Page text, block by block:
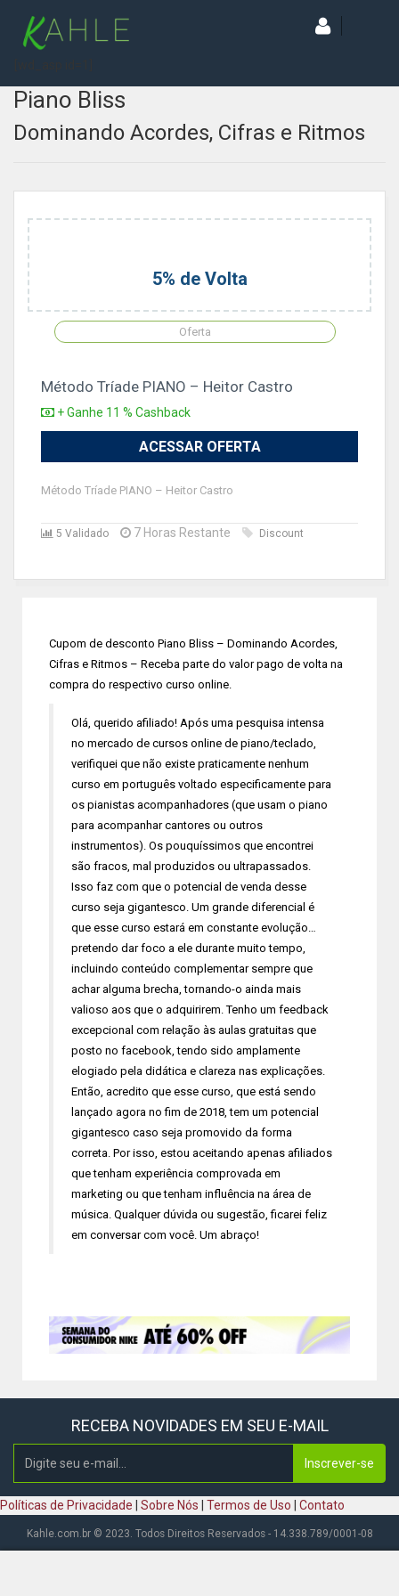
Piano Bliss
Dominando Acordes, Cifras e Ritmos
5% de Volta
Oferta
Método Tríade PIANO – Heitor Castro
+ Ganhe 11 % Cashback
ACESSAR OFERTA
Método Tríade PIANO – Heitor Castro
5 Validado 7 Horas Restante Discount
Cupom de desconto Piano Bliss – Dominando Acordes,
Cifras e Ritmos – Receba parte do valor pago de volta na
compra do respectivo curso online.
Olá, querido afiliado! Após uma pesquisa intensa
no mercado de cursos online de piano/teclado,
verifiquei que não existe praticamente nenhum
curso em português voltado especificamente para
os pianistas acompanhadores (que usam o piano
para acompanhar cantores ou outros
instrumentos). Os pouquíssimos que encontrei
são fracos, mal produzidos ou ultrapassados.
Isso faz com que o potencial de venda desse
curso seja gigantesco. Um grande diferencial é
que esse curso estará em constante evolução…
pretendo dar foco a ele durante muito tempo,
incluindo conteúdo complementar sempre que
achar alguma brecha, tornando-o ainda mais
valioso aos que o adquirirem. Tenho um feedback
excepcional com relação às aulas gratuitas que
posto no facebook, tendo sido amplamente
elogiado pela didática e clareza nas explicações.
Então, acredito que esse curso, que está sendo
lançado agora no fim de 2018, tem um potencial
gigantesco caso seja promovido da forma
correta. Por isso, estou aceitando apenas afiliados
que tenham experiência comprovada em
marketing ou que tenham influência na área de
música. Qualquer dúvida ou sugestão, ficarei feliz
em conversar com você. Um abraço!
RECEBA NOVIDADES EM SEU E-MAIL
Inscrever-se
Políticas de Privacidade Sobre Nós Termos de Uso Contato
Kahle.com.br © 2023. Todos Direitos Reservados - 14.338.789/0001-08